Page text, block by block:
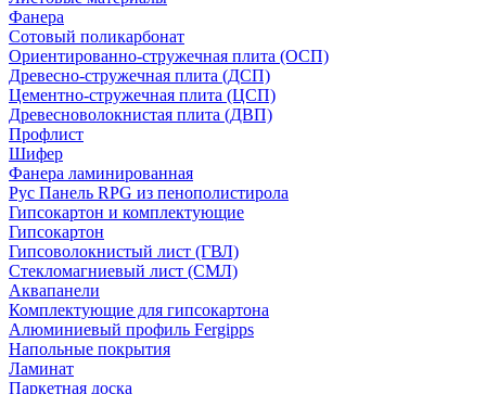
Фанера
Сотовый поликарбонат
Ориентированно-стружечная плита (ОСП)
Древесно-стружечная плита (ДСП)
Цементно-стружечная плита (ЦСП)
Древесноволокнистая плита (ДВП)
Профлист
Шифер
Фанера ламинированная
Рус Панель RPG из пенополистирола
Гипсокартон и комплектующие
Гипсокартон
Гипсоволокнистый лист (ГВЛ)
Стекломагниевый лист (СМЛ)
Аквапанели
Комплектующие для гипсокартона
Алюминиевый профиль Fergipps
Напольные покрытия
Ламинат
Паркетная доска